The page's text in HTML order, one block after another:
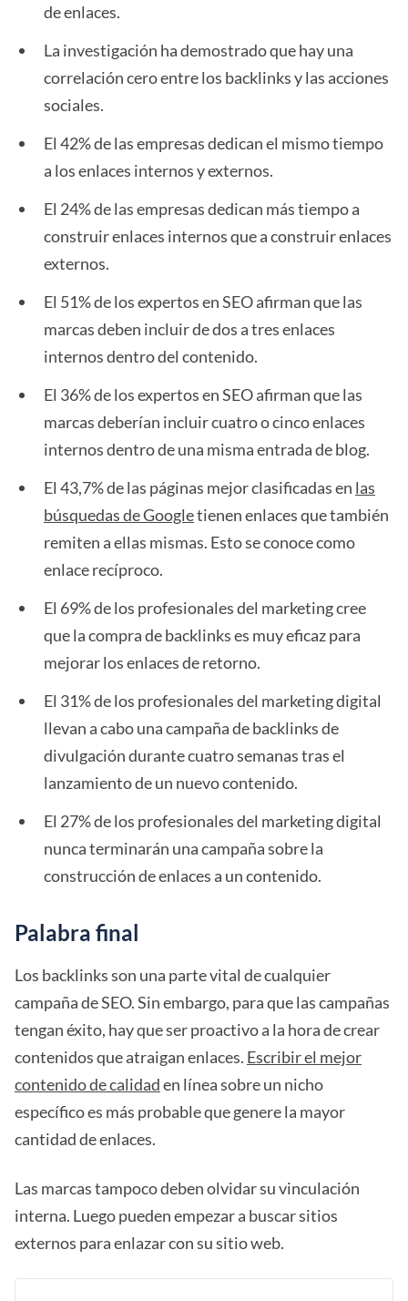
de enlaces.
La investigación ha demostrado que hay una
correlación cero entre los backlinks y las acciones
sociales.
El 42% de las empresas dedican el mismo tiempo
a los enlaces internos y externos.
El 24% de las empresas dedican más tiempo a
construir enlaces internos que a construir enlaces
externos.
El 51% de los expertos en SEO afirman que las
marcas deben incluir de dos a tres enlaces
internos dentro del contenido.
El 36% de los expertos en SEO afirman que las
marcas deberían incluir cuatro o cinco enlaces
internos dentro de una misma entrada de blog.
El 43,7% de las páginas mejor clasificadas en las
búsquedas de Googletienen enlaces que también
remiten a ellas mismas. Esto se conoce como
enlace recíproco.
El 69% de los profesionales del marketing cree
que la compra de backlinks es muy eficaz para
mejorar los enlaces de retorno.
El 31% de los profesionales del marketing digital
llevan a cabo una campaña de backlinks de
divulgación durante cuatro semanas tras el
lanzamiento de un nuevo contenido.
El 27% de los profesionales del marketing digital
nunca terminarán una campaña sobre la
construcción de enlaces a un contenido.
Palabra final
Los backlinks son una parte vital de cualquier
campaña de SEO. Sin embargo, para que las campañas
tengan éxito, hay que ser proactivo a la hora de crear
contenidos que atraigan enlaces. Escribir el mejor
contenido de calidaden línea sobre un nicho
específico es más probable que genere la mayor
cantidad de enlaces.
Las marcas tampoco deben olvidar su vinculación
interna. Luego pueden empezar a buscar sitios
externos para enlazar con su sitio web.